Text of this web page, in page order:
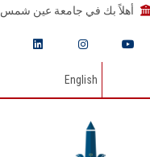
أهلاً بك في جامعة عين شمس
English